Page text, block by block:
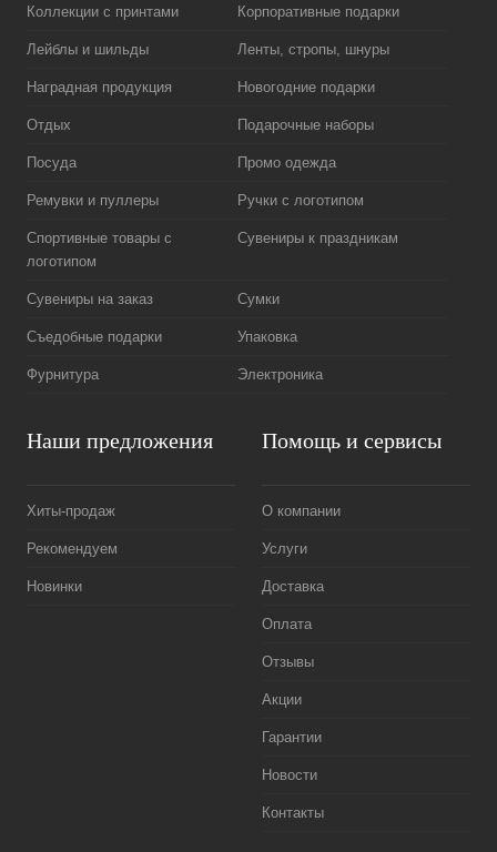
Коллекции с принтами Корпоративные подарки
Лейблы и шильды Ленты, стропы, шнуры
Наградная продукция Новогодние подарки
Отдых Подарочные наборы
Посуда Промо одежда
Ремувки и пуллеры Ручки с логотипом
Спортивные товары с
логотипом
Сувениры к праздникам
Сувениры на заказ Сумки
Съедобные подарки Упаковка
Фурнитура Электроника
Наши предложения
Хиты-продаж
Рекомендуем
Новинки
Помощь и сервисы
О компании
Услуги
Доставка
Оплата
Отзывы
Акции
Гарантии
Новости
Контакты